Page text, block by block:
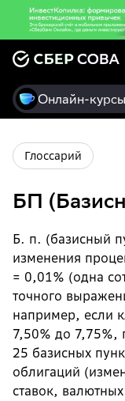
Онлайн-курсы
Глоссарий
БП
Б. п. (базисный
изменения
= 0,01% (одна
точного
например, если
7,50% до 7,75%,
25 базисных
облигаций
ставок,